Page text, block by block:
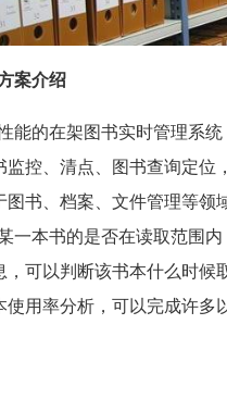
案介绍
的在架图书实时管理系
控、清点、图书查询定位
图书、档案、文件管理等
一本书的是否在读取范围
，可以判断该书本什么时
使用率分析，可以完成许多